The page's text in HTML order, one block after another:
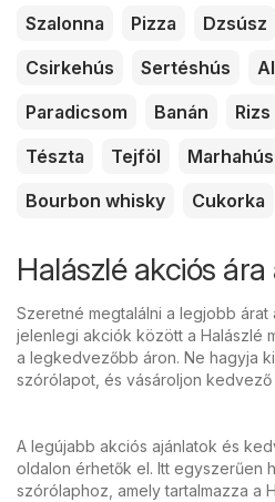
Szalonna
Pizza Dzsúsz
Csirkehús
Sertéshús
Paradicsom
Banán Rizs
Tészta
Tejföl Marhahús
Bourbon whisky
Cukorka
Halászlé akciós
Szeretné megtalálni a legjobb árat
jelenlegi akciók között a Halászlé
a legkedvezőbb áron. Ne hagyja
szórólapot, és vásároljon kedvező
A legújabb akciós ajánlatok és
oldalon érhetők el. Itt egyszerűen
szórólaphoz, amely tartalmazza a